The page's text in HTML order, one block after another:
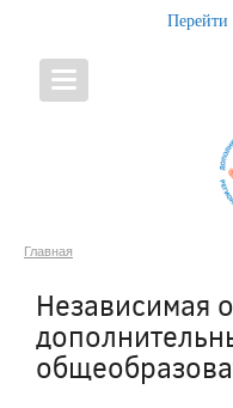
Главная
Независимая